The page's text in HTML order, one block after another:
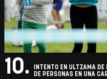
10.
INTENTO EN ULTZAMA DE
DE PERSONAS EN UNA